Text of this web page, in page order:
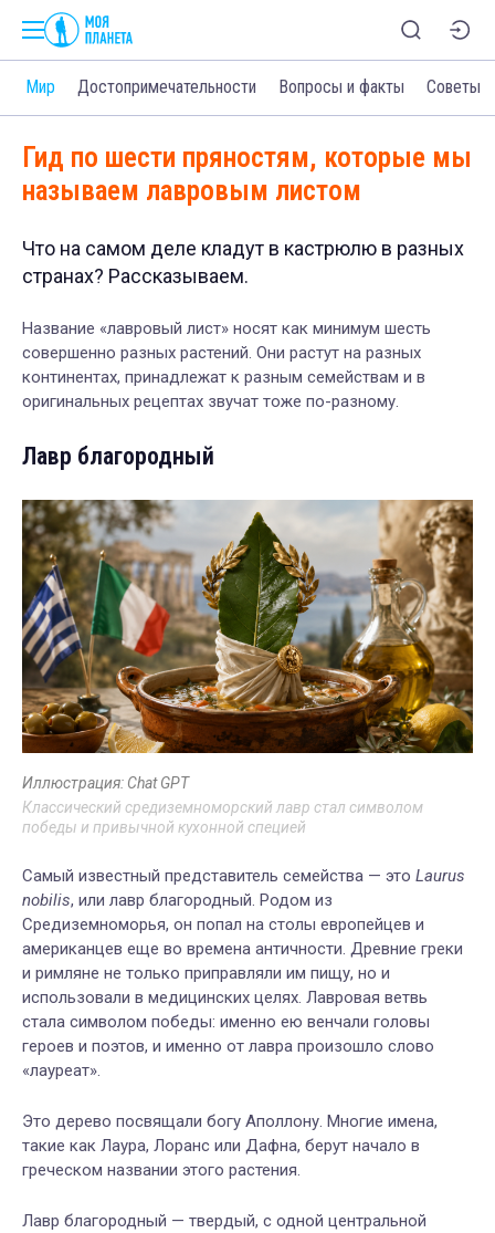
Мир Достопримечательности Вопросы и факты Советы
Гид по шести пряностям, которые мы
называем лавровым листом
Что на самом деле кладут в кастрюлю в разных
странах? Рассказываем.
Название «лавровый лист» носят как минимум шесть
совершенно разных растений. Они растут на разных
континентах, принадлежат к разным семействам и в
оригинальных рецептах звучат тоже по-разному.
Лавр благородный
Иллюстрация: Chat GPT
Классический средиземноморский лавр стал символом
победы и привычной кухонной специей
Самый известный представитель семейства — это Laurus
nobilis, или лавр благородный. Родом из
Средиземноморья, он попал на столы европейцев и
американцев еще во времена античности. Древние греки
и римляне не только приправляли им пищу, но и
использовали в медицинских целях. Лавровая ветвь
стала символом победы: именно ею венчали головы
героев и поэтов, и именно от лавра произошло слово
«лауреат».
Это дерево посвящали богу Аполлону. Многие имена,
такие как Лаура, Лоранс или Дафна, берут начало в
греческом названии этого растения.
Лавр благородный — твердый, с одной центральной